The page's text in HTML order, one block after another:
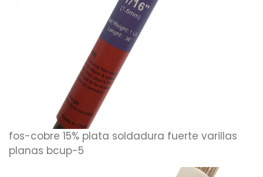
fos-cobre 15% plata soldadura fuerte varillas
planas bcup-5